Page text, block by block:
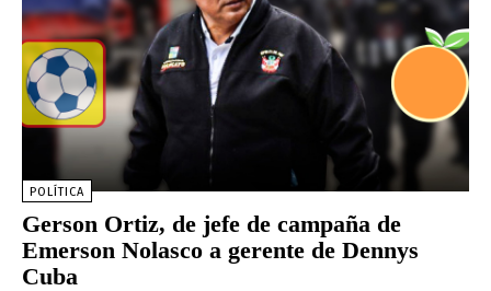
POLÍTICA
Gerson Ortiz, de jefe de campaña de
Emerson Nolasco a gerente de Dennys
Cuba